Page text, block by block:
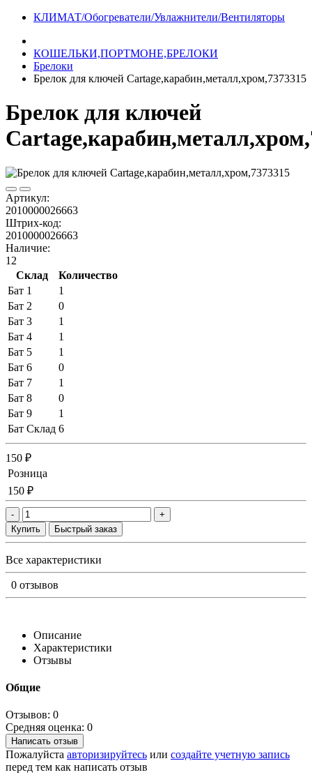
КЛИМАТ/Обогреватели/Увлажнители/Вентиляторы
КОШЕЛЬКИ,ПОРТМОНЕ,БРЕЛОКИ
Брелоки
Брелок для ключей Cartage,карабин,металл,хром,7373315
Брелок для ключей
Артикул:
2010000026663
Штрих-код:
2010000026663
Наличие:
12
Склад
Количество
Бат 1
1
Бат 2
0
Бат 3
1
Бат 4
1
Бат 5
1
Бат 6
0
Бат 7
1
Бат 8
0
Бат 9
1
Бат Склад 6
150 ₽
Розница
150 ₽
-
+
Купить
Быстрый заказ
Все характеристики
0 отзывов
Описание
Характеристики
Отзывы
Общие
Отзывов: 0
Средняя оценка: 0
Написать отзыв
Пожалуйста авторизируйтесь или создайте учетную запись
перед тем как написать отзыв